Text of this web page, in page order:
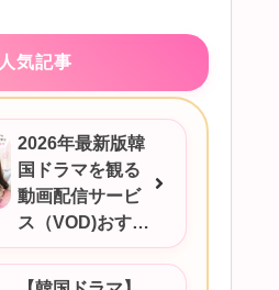
人気記事
2026年最新版韓
国ドラマを観る
動画配信サービ
ス（VOD)おすす
めは？